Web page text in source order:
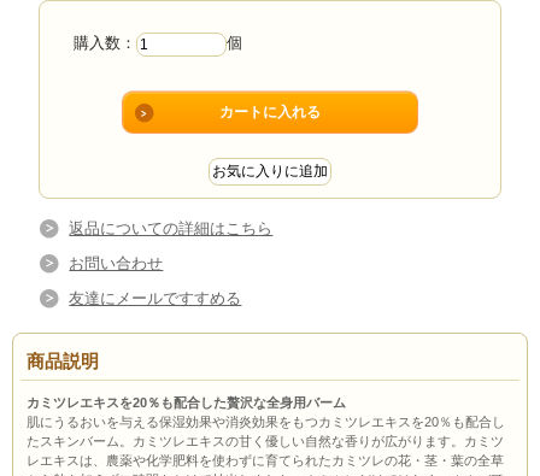
購入数： 個
返品についての詳細はこちら
お問い合わせ
友達にメールですすめる
商品説明
カミツレエキスを20％も配合した贅沢な全身用バーム
肌にうるおいを与える保湿効果や消炎効果をもつカミツレエキスを20％も配合し
たスキンバーム。カミツレエキスの甘く優しい自然な香りが広がります。カミツ
レエキスは、農薬や化学肥料を使わずに育てられたカミツレの花・茎・葉の全草